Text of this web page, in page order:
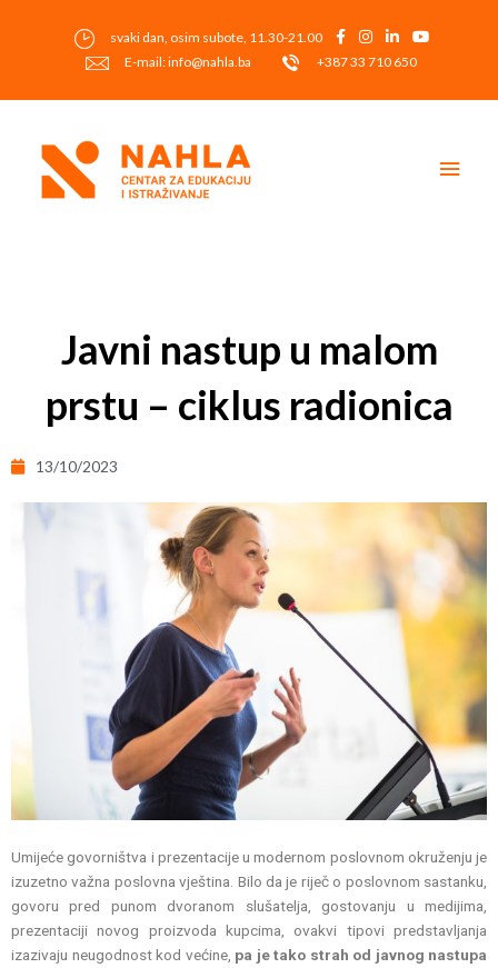
svaki dan, osim subote, 11.30-21.00
E-mail: info@nahla.ba
+387 33 710 650
Javni nastup u malom
prstu – ciklus radionica
13/10/2023
Umijeće govorništva i prezentacije u modernom poslovnom okruženju je
izuzetno važna poslovna vještina. Bilo da je riječ o poslovnom sastanku,
govoru pred punom dvoranom slušatelja, gostovanju u medijima,
prezentaciji novog proizvoda kupcima, ovakvi tipovi predstavljanja
izazivaju neugodnost kod većine, pa je tako strah od javnog nastupa